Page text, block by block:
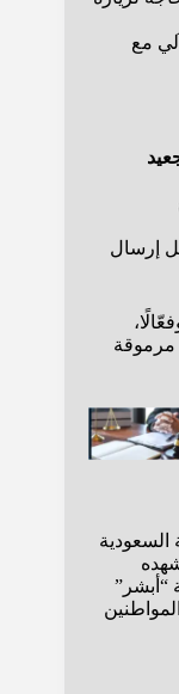
مع
إرسال
مرموقة
السعودية
“أبشر”